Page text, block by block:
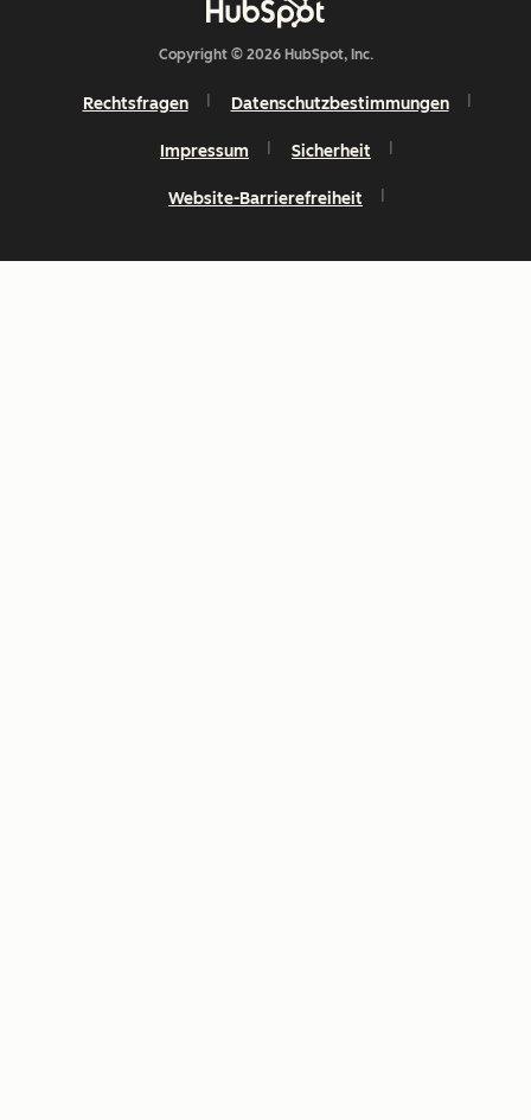
Copyright © 2026 HubSpot, Inc.
Rechtsfragen Datenschutzbestimmungen
Impressum Sicherheit
Website-Barrierefreiheit